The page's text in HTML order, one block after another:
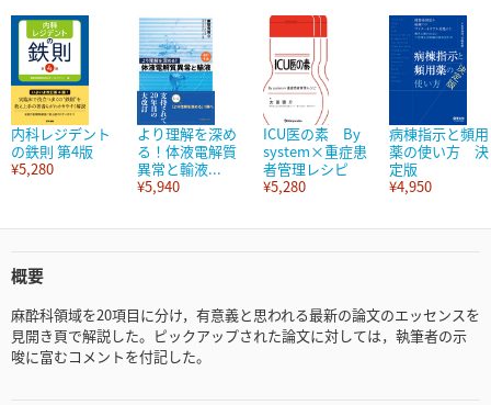
内科レジデント
の鉄則 第4版
¥5,280
より理解を深め
る！体液電解質
異常と輸液...
¥5,940
ICU医の素 By
system×重症患
者管理レシピ
¥5,280
病棟指示と頻用
薬の使い方 決
定版
¥4,950
概要
麻酔科領域を20項目に分け，有意義と思われる最新の論文のエッセンスを
見開き頁で解説した。ピックアップされた論文に対しては，執筆者の示
唆に富むコメントを付記した。